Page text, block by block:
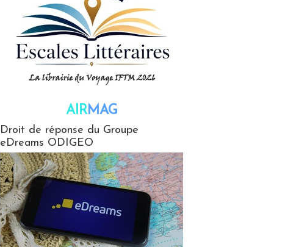
AIRMAG
Droit de réponse du Groupe
eDreams ODIGEO